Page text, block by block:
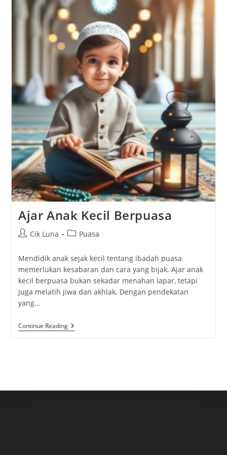
Ajar Anak Kecil Berpuasa
PostCik Luna
PostPuasa
Mendidik anak sejak kecil tentang ibadah puasa
memerlukan kesabaran dan cara yang bijak. Ajar anak
kecil berpuasa bukan sekadar menahan lapar, tetapi
juga melatih jiwa dan akhlak. Dengan pendekatan
yang…
Continue ReadingAjar
Anak